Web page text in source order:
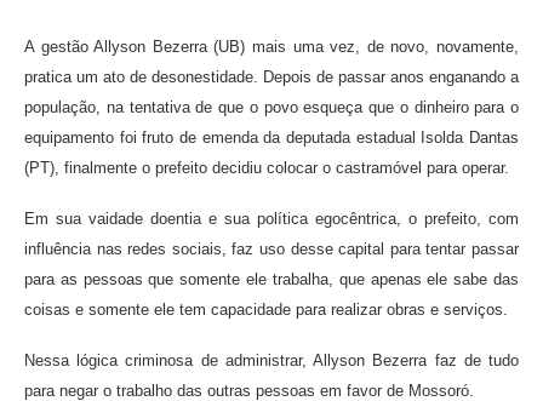
A gestão Allyson Bezerra (UB) mais uma vez, de novo, novamente,
pratica um ato de desonestidade. Depois de passar anos enganando a
população, na tentativa de que o povo esqueça que o dinheiro para o
equipamento foi fruto de emenda da deputada estadual Isolda Dantas
(PT), finalmente o prefeito decidiu colocar o castramóvel para operar.
Em sua vaidade doentia e sua política egocêntrica, o prefeito, com
influência nas redes sociais, faz uso desse capital para tentar passar
para as pessoas que somente ele trabalha, que apenas ele sabe das
coisas e somente ele tem capacidade para realizar obras e serviços.
Nessa lógica criminosa de administrar, Allyson Bezerra faz de tudo
para negar o trabalho das outras pessoas em favor de Mossoró.